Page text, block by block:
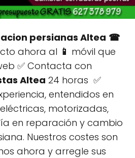
persianas Altea ☎
ahora al 📱 móvil que
✅ Contacta con
Altea 24 horas ✅
entendidos en
motorizadas,
en reparación y cambio
Nuestros costes son
ahora y arregle sus